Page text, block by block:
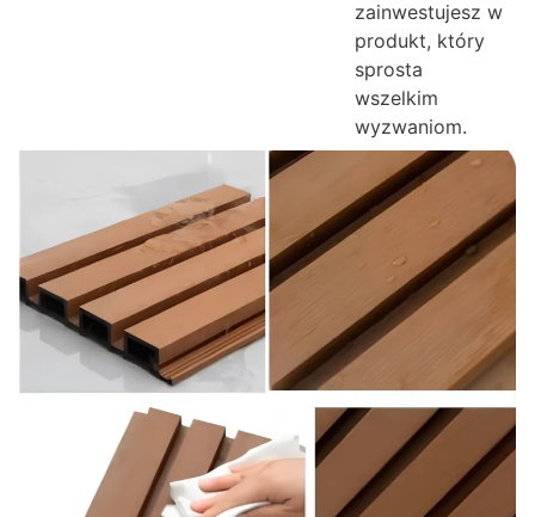
zainwestujesz w
produkt, który
sprosta
wszelkim
wyzwaniom.